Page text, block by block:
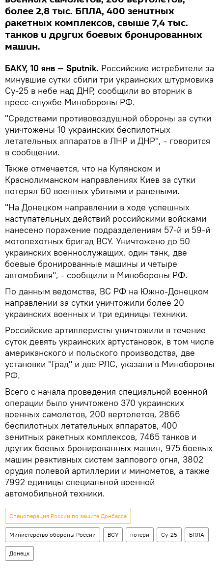
более 2,8 тыс. БПЛА, 400 зенитных
ракетных комплексов, свыше 7,4 тыс.
танков и других боевых бронированных
машин.
БАКУ, 10 янв — Sputnik. Российские истребители за
минувшие сутки сбили три украинских штурмовика
Су-25 в небе над ДНР, сообщили во вторник в
пресс-службе Минобороны РФ.
"Средствами противовоздушной обороны за сутки
уничтожены 10 украинских беспилотных
летательных аппаратов в ЛНР и ДНР", - говорится
в сообщении.
Также отмечается, что на Купянском и
Краснолиманском направлениях Киев за сутки
потерял 60 военных убитыми и ранеными.
"На Донецком направлении в ходе успешных
наступательных действий российскими войсками
нанесено поражение подразделениям 57-й и 59-й
мотопехотных бригад ВСУ. Уничтожено до 50
украинских военнослужащих, один танк, две
боевые бронированные машины и четыре
автомобиля", - сообщили в Минобороны РФ.
По данным ведомства, ВС РФ на Южно-Донецком
направлении за сутки уничтожили более 20
украинских военных и три единицы техники.
Российские артиллеристы уничтожили в течение
суток девять украинских артустановок, в том числе
американского и польского производства, две
установки "Град" и две РЛС, указали в Минобороны
РФ.
Всего с начала проведения специальной военной
операции было уничтожено 370 украинских
военных самолетов, 200 вертолетов, 2866
беспилотных летательных аппаратов, 400
зенитных ракетных комплексов, 7465 танков и
других боевых бронированных машин, 975 боевых
машин реактивных систем залпового огня, 3802
орудия полевой артиллерии и минометов, а также
7992 единицы специальной военной
автомобильной техники.
Спецоперация России по защите Донбасса
Министерство обороны России ВСУ потери Су-25 БПЛА
Донецк